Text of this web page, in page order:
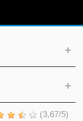
(3,67/5)